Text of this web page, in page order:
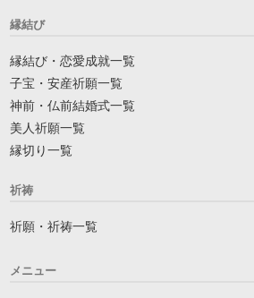
縁結び
縁結び・恋愛成就一覧
子宝・安産祈願一覧
神前・仏前結婚式一覧
美人祈願一覧
縁切り一覧
祈祷
祈願・祈祷一覧
メニュー